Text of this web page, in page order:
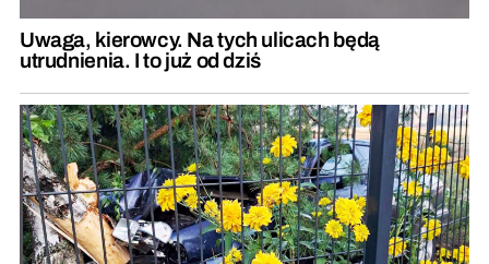
Uwaga, kierowcy. Na tych ulicach będą
utrudnienia. I to już od dziś